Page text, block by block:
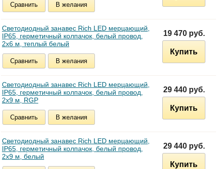
Сравнить В желания
Светодиодный занавес Rich LED мерцающий,
IP65, герметичный колпачок, белый провод,
2х6 м, теплый белый
Сравнить В желания
19 470 руб.
Купить
Светодиодный занавес Rich LED мерцающий,
IP65, герметичный колпачок, белый провод,
2х9 м, RGP
Сравнить В желания
29 440 руб.
Купить
Светодиодный занавес Rich LED мерцающий,
IP65, герметичный колпачок, белый провод,
2х9 м, белый
29 440 руб.
Купить